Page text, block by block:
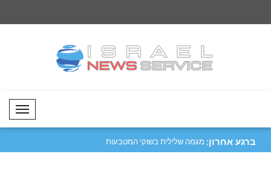
Mobil Menü
ברגע אחרון: סער: עידן הזהב ביחסי קולומביה וישראל בשוקי המט"ח..